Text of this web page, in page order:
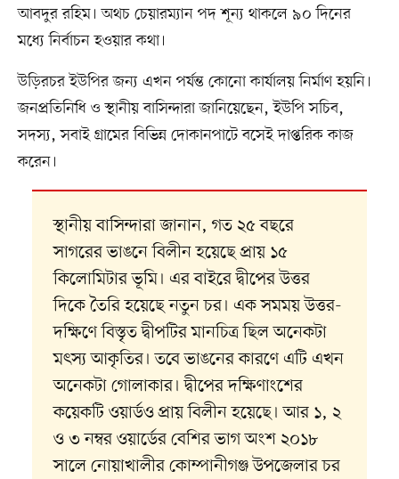
আবদুর রহিম। অথচ চেয়ারম্যান পদ শূন্য থাকলে ৯০ দিনের
মধ্যে নির্বাচন হওয়ার কথা।
উড়িরচর ইউপির জন্য এখন পর্যন্ত কোনো কার্যালয় নির্মাণ হয়নি।
জনপ্রতিনিধি ও স্থানীয় বাসিন্দারা জানিয়েছেন, ইউপি সচিব,
সদস্য, সবাই গ্রামের বিভিন্ন দোকানপাটে বসেই দাপ্তরিক কাজ
করেন।
স্থানীয় বাসিন্দারা জানান, গত ২৫ বছরে
সাগরের ভাঙনে বিলীন হয়েছে প্রায় ১৫
কিলোমিটার ভূমি। এর বাইরে দ্বীপের উত্তর
দিকে তৈরি হয়েছে নতুন চর। এক সমময় উত্তর-
দক্ষিণে বিস্তৃত দ্বীপটির মানচিত্র ছিল অনেকটা
মৎস্য আকৃতির। তবে ভাঙনের কারণে এটি এখন
অনেকটা গোলাকার। দ্বীপের দক্ষিণাংশের
কয়েকটি ওয়ার্ডও প্রায় বিলীন হয়েছে। আর ১, ২
ও ৩ নম্বর ওয়ার্ডের বেশির ভাগ অংশ ২০১৮
সালে নোয়াখালীর কোম্পানীগঞ্জ উপজেলার চর